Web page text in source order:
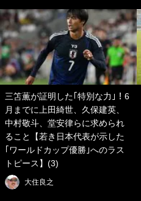
三笘薫が証明した｢特別な力｣！6
月までに上田綺世、久保建英、
中村敬斗、堂安律らに求められ
ること【若き日本代表が示した
｢ワールドカップ優勝｣へのラス
トピース】(3)
大住良之